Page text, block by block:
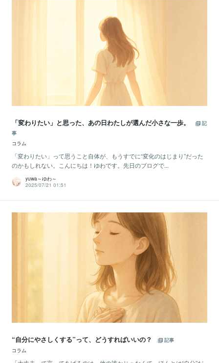
「変わりたい」と思った、あの日わたしが選んだ小さな一歩。
記
事
コラム
「変わりたい」って思うこと自体が、もうすでに“変化のはじまり”だった
のかもしれない。こんにちは！ゆわです。先日のブログで...
yuwa～ゆわ～
2025/07/21 01:51
“自分にやさしくする”って、どうすればいいの？
記事
コラム